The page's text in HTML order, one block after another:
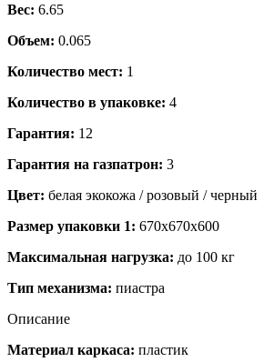
Вес: 6.65
Объем: 0.065
Количество мест: 1
Количество в упаковке: 4
Гарантия: 12
Гарантия на газпатрон: 3
Цвет: белая экокожа / розовый / черный
Размер упаковки 1: 670x670x600
Максимальная нагрузка: до 100 кг
Тип механизма: пиастра
Описание
Материал каркаса: пластик